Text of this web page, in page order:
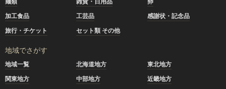
加工食品
工芸品
感謝状・記念品
旅行・チケット
セット類 その他
地域でさがす
地域一覧 北海道地方
東北地方
関東地方
中部地方
近畿地方